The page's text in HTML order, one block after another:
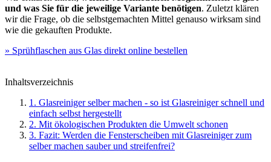
und was Sie für die jeweilige Variante benötigen. Zuletzt klären
wir die Frage, ob die selbstgemachten Mittel genauso wirksam sind
wie die gekauften Produkte.
» Sprühflaschen aus Glas direkt online bestellen
Inhaltsverzeichnis
1. Glasreiniger selber machen - so ist Glasreiniger schnell und
einfach selbst hergestellt
2. Mit ökologischen Produkten die Umwelt schonen
3. Fazit: Werden die Fensterscheiben mit Glasreiniger zum
selber machen sauber und streifenfrei?